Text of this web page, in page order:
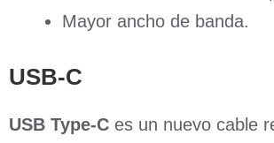
Mayor ancho de banda.
USB-C
USB Type-C es un nuevo cable